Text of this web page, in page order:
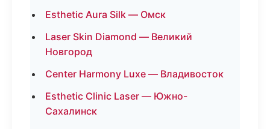
Esthetic Aura Silk — Омск
Laser Skin Diamond — Великий
Новгород
Center Harmony Luxe — Владивосток
Esthetic Clinic Laser — Южно-
Сахалинск